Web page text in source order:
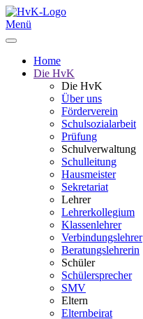
Menü
Home
Die HvK
Die HvK
Über uns
Förderverein
Schulsozialarbeit
Prüfung
Schulverwaltung
Schulleitung
Hausmeister
Sekretariat
Lehrer
Lehrerkollegium
Klassenlehrer
Verbindungslehrer
Beratungslehrerin
Schüler
Schülersprecher
SMV
Eltern
Elternbeirat